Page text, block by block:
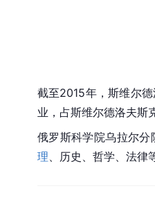
截至2015年，斯维尔
业，占斯维尔德洛夫斯
俄罗斯科学院乌拉尔分
理 、历史、哲学、法